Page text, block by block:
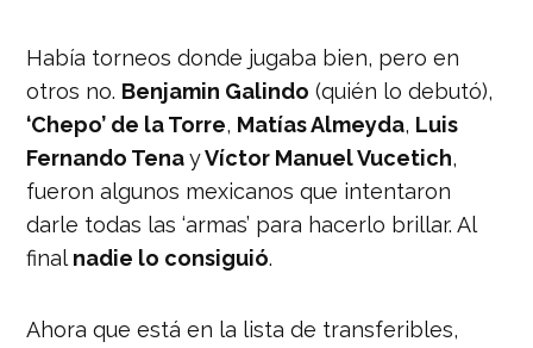
Había torneos donde jugaba bien, pero en
otros no. Benjamin Galindo (quién lo debutó),
‘Chepo’ de la Torre, Matías Almeyda, Luis
Fernando TenayVíctor Manuel Vucetich,
fueron algunos mexicanos que intentaron
darle todas las ‘armas’ para hacerlo brillar. Al
final nadie lo consiguió.
Ahora que está en la lista de transferibles,